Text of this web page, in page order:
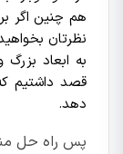
هم چنین اگر
نظرتان
به ابعاد
قصد داشتیم
دهد.
پس راه حل